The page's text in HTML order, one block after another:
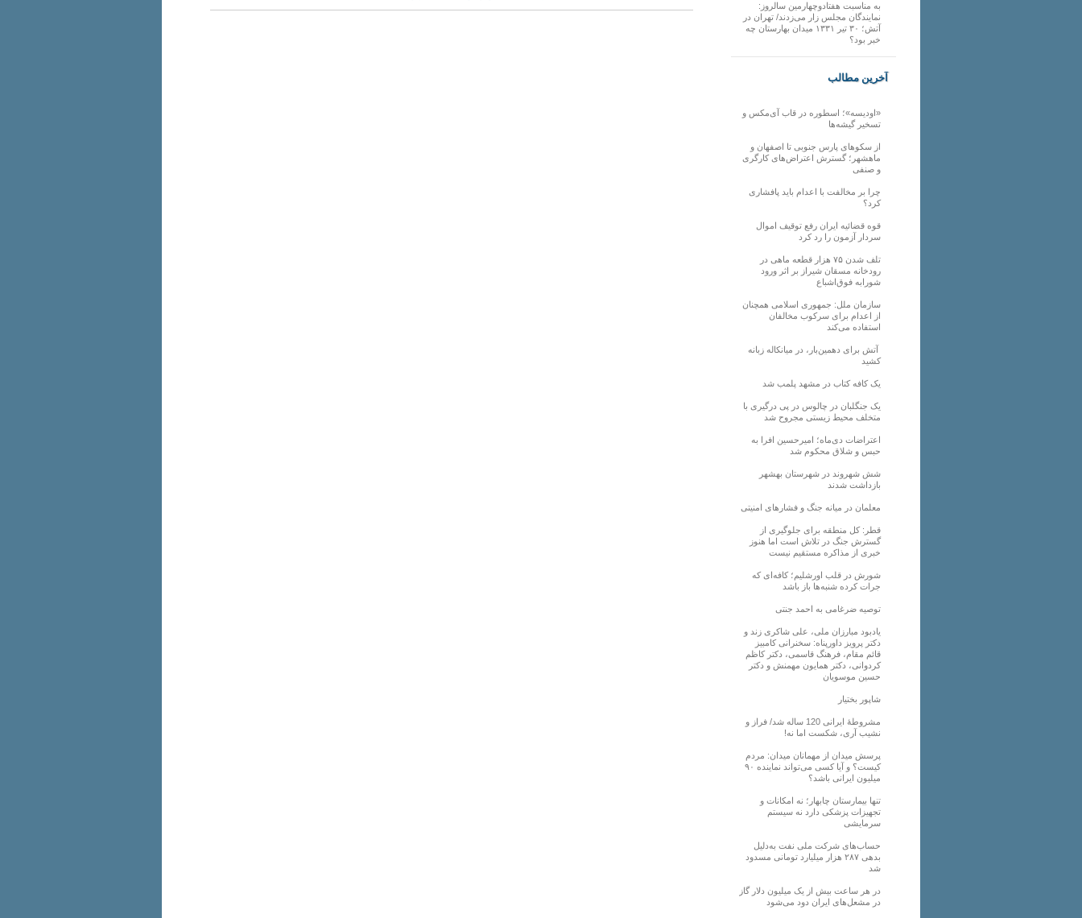
به مناسبت هفتادوچهارمین سالروز:
نمایندگان مجلس زار می‌زدند/ تهران در
آتش؛ ۳۰ تیر ۱۳۳۱ میدان بهارستان چه
خبر بود؟
آخرین مطالب
«اودیسه»؛ اسطوره در قاب آی‌مکس و
تسخیر گیشه‌ها
از سکوهای پارس جنوبی تا اصفهان و
ماهشهر؛ گسترش اعتراض‌های کارگری
و صنفی
چرا بر مخالفت با اعدام باید پافشاری
کرد؟
قوه قضائیه ایران رفع توقیف اموال
سردار آزمون را رد کرد
تلف شدن ۷۵ هزار قطعه ماهی در
رودخانه مسقان شیراز بر اثر ورود
شورابه فوق‌اشباع
سازمان ملل: جمهوری اسلامی همچنان
از اعدام برای سرکوب مخالفان
استفاده می‌کند
آتش برای دهمین‌بار، در میانکاله زبانه
کشید
یک کافه کتاب در مشهد پلمب شد
یک جنگلبان در چالوس در پی درگیری با
متخلف محیط زیستی مجروح شد
اعتراضات دی‌ماه؛ امیرحسین افرا به
حبس و شلاق محکوم شد
شش شهروند در شهرستان بهشهر
بازداشت شدند
معلمان در میانه جنگ و فشارهای امنیتی
قطر: کل منطقه برای جلوگیری از
گسترش جنگ در تلاش است اما هنوز
خبری از مذاکره مستقیم نیست
شورش در قلب اورشلیم؛ کافه‌ای که
جرات کرده شنبه‌ها باز باشد
توصیه ضرغامی به احمد جنتی
یادبود مبارزان ملی، علی شاکری زند و
دکتر پرویز داورپناه: سخنرانی کامبیز
قائم مقام، فرهنگ قاسمی، دکتر کاظم
کردوانی، دکتر همایون مهمنش و دکتر
حسین موسویان
شاپور بختیار
مشروطۀ ایرانی 120 ساله شد/ فراز و
نشیب آری، شکست اما نه!
پرسش میدان از مهمانان میدان: مردم
کیست؟ و آیا کسی می‌تواند نماینده ۹۰
میلیون ایرانی باشد؟
تنها بیمارستان چابهار؛ نه امکانات و
تجهیزات پزشکی دارد نه سیستم
سرمایشی
حساب‌های شرکت ملی نفت به‌دلیل
بدهی ۲۸۷ هزار میلیارد تومانی مسدود
شد
در هر ساعت بیش از یک میلیون دلار گاز
در مشعل‌های ایران دود می‌شود